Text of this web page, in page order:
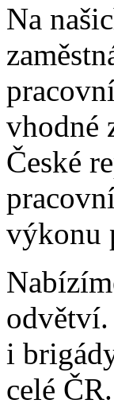
Na
vhodné
České
výkonu
odvětví.
i
celé ČR.